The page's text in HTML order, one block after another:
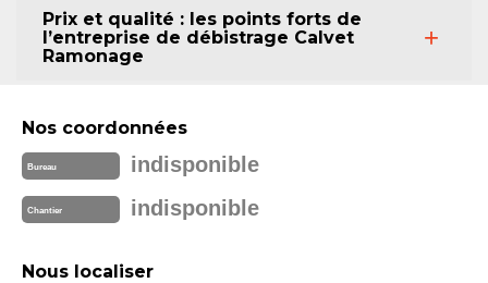
Prix et qualité : les points forts de
l’entreprise de débistrage Calvet
Ramonage
Nos coordonnées
Bureau indisponible
Chantier indisponible
Nous localiser